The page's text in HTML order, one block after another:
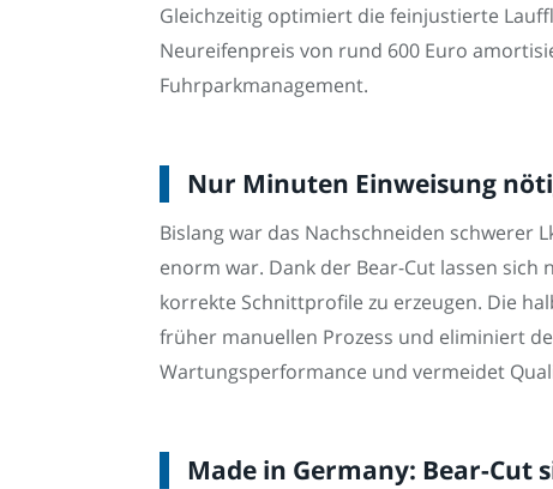
Gleichzeitig optimiert die feinjustierte
Neureifenpreis von rund 600 Euro
Fuhrparkmanagement.
Nur Minuten Einweisung
Bislang war das Nachschneiden schwerer
enorm war. Dank der Bear-Cut lassen
korrekte Schnittprofile zu erzeugen. Die
früher manuellen Prozess und eliminiert
Wartungsperformance und vermeidet
Made in Germany: Bear-